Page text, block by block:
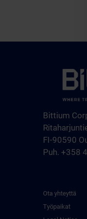
Bittium
FI-90590
Puh. +358
Ota yhteyttä
Työpaikat